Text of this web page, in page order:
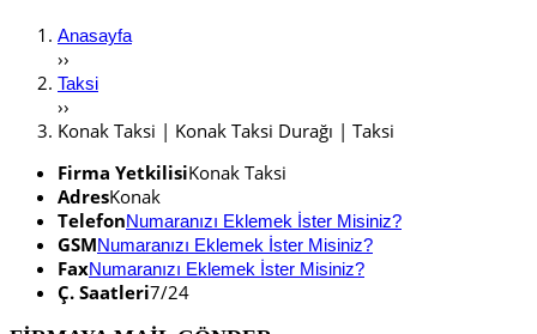
Anasayfa
››
Taksi
››
Konak Taksi | Konak Taksi Durağı | Taksi
Firma YetkilisiKonak Taksi
AdresKonak
TelefonNumaranızı Eklemek İster Misiniz?
GSMNumaranızı Eklemek İster Misiniz?
FaxNumaranızı Eklemek İster Misiniz?
Ç. Saatleri7/24